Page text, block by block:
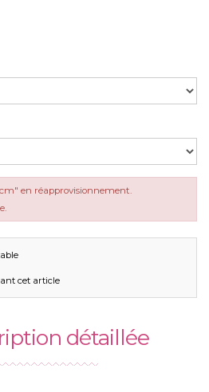
en réapprovisionnement.
cet article
détaillée